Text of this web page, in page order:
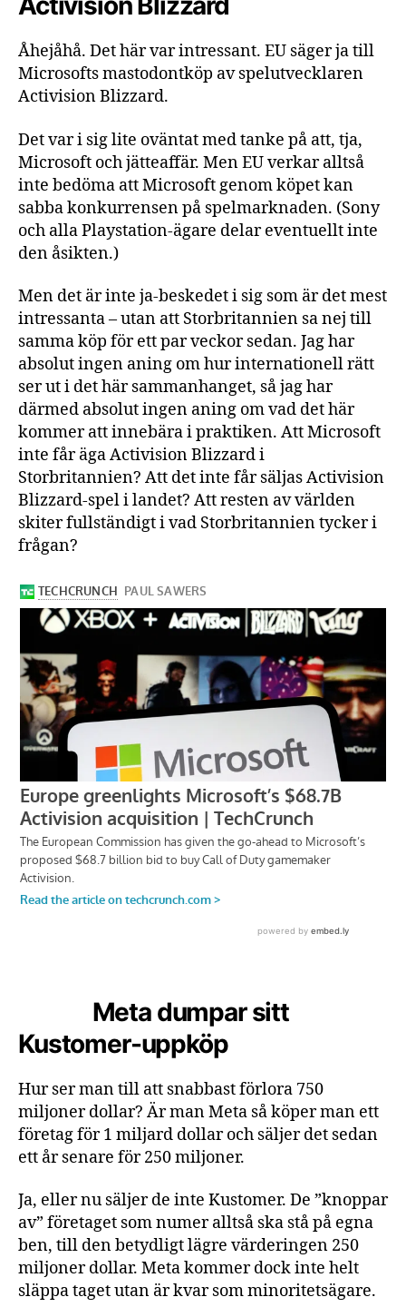
Åhejåhå. Det här var intressant. EU säger ja till
Microsofts mastodontköp av spelutvecklaren
Activision Blizzard.
Det var i sig lite oväntat med tanke på att, tja,
Microsoft och jätteaffär. Men EU verkar alltså
inte bedöma att Microsoft genom köpet kan
sabba konkurrensen på spelmarknaden. (Sony
och alla Playstation-ägare delar eventuellt inte
den åsikten.)
Men det är inte ja-beskedet i sig som är det mest
intressanta – utan att Storbritannien sa nej till
samma köp för ett par veckor sedan. Jag har
absolut ingen aning om hur internationell rätt
ser ut i det här sammanhanget, så jag har
därmed absolut ingen aning om vad det här
kommer att innebära i praktiken. Att Microsoft
inte får äga Activision Blizzard i
Storbritannien? Att det inte får säljas Activision
Blizzard-spel i landet? Att resten av världen
skiter fullständigt i vad Storbritannien tycker i
frågan?
Meta dumpar sitt
Kustomer-uppköp
Hur ser man till att snabbast förlora 750
miljoner dollar? Är man Meta så köper man ett
företag för 1 miljard dollar och säljer det sedan
ett år senare för 250 miljoner.
Ja, eller nu säljer de inte Kustomer. De ”knoppar
av” företaget som numer alltså ska stå på egna
ben, till den betydligt lägre värderingen 250
miljoner dollar. Meta kommer dock inte helt
släppa taget utan är kvar som minoritetsägare.